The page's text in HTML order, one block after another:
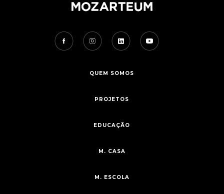
QUEM SOMOS
PROJETOS
EDUCAÇÃO
M. CASA
M. ESCOLA